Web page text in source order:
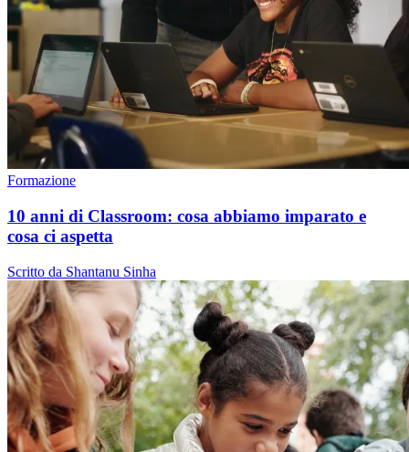
Formazione
10 anni di Classroom: cosa abbiamo imparato e
cosa ci aspetta
Scritto da Shantanu Sinha